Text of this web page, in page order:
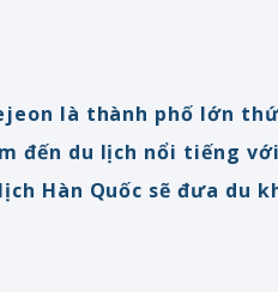
là thành phố lớn
đến du lịch nổi tiếng
Hàn Quốc sẽ đưa du